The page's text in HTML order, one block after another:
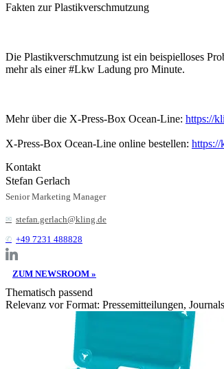
Fakten zur Plastikverschmutzung
Die Plastikverschmutzung ist ein beispielloses
mehr als einer #Lkw Ladung pro Minute.
Mehr über die X-Press-Box Ocean-Line: https://
X-Press-Box Ocean-Line online bestellen: https://
Kontakt
Stefan Gerlach
Senior Marketing Manager
stefan.gerlach@kling.de
+49 7231 488828
ZUM NEWSROOM »
Thematisch passend
Relevanz vor Format: Pressemitteilungen,